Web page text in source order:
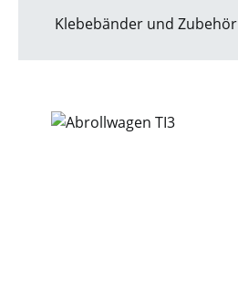
Klebebänder und Zubehör